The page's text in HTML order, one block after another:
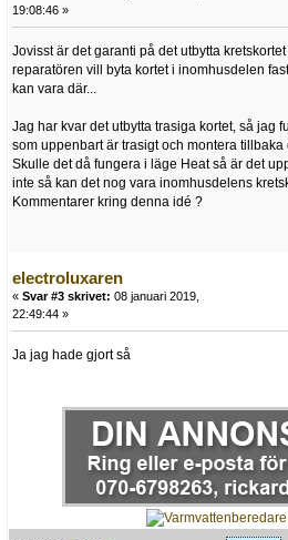
19:08:46 »
Jovisst är det garanti på det utbytta
reparatören vill byta kortet i inomhusdelen
kan vara där...
Jag har kvar det utbytta trasiga kortet, så jag
som uppenbart är trasigt och montera tillbaka
Skulle det då fungera i läge Heat så är det
inte så kan det nog vara inomhusdelens
Kommentarer kring denna idé ?
electroluxaren
« Svar #3 skrivet: 08 januari 2019,
22:49:44 »
Ja jag hade gjort så